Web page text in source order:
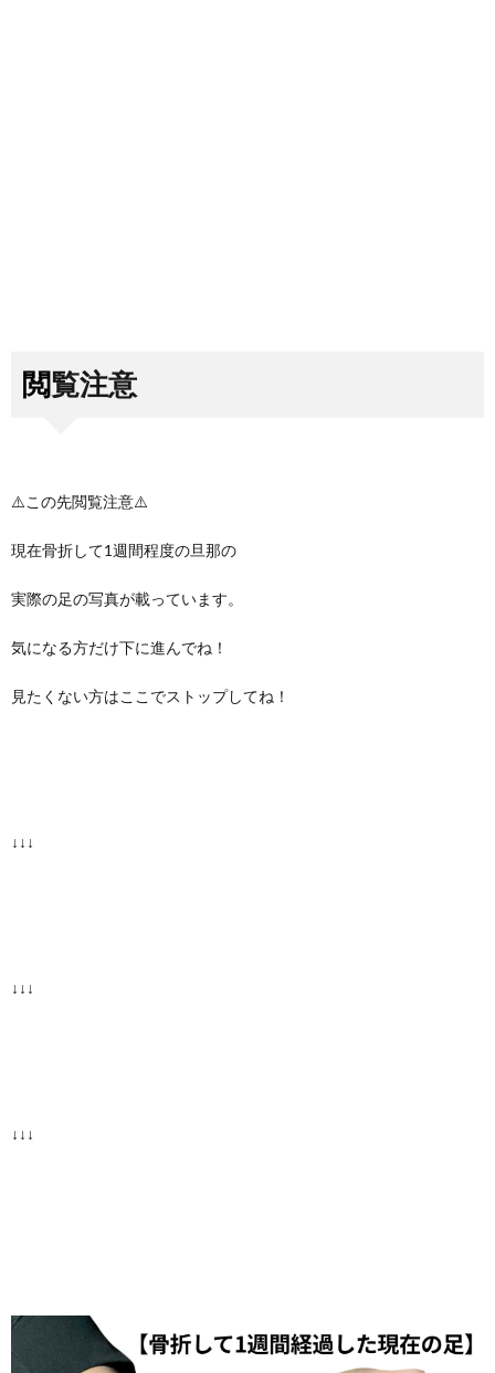
閲覧注意
⚠️この先閲覧注意⚠️
現在骨折して1週間程度の旦那の
実際の足の写真が載っています。
気になる方だけ下に進んでね！
見たくない方はここでストップしてね！
↓↓↓
↓↓↓
↓↓↓